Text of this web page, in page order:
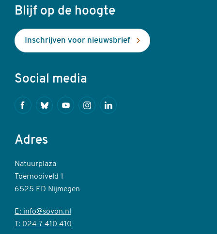
Blijf op de hoogte
Inschrijven voor nieuwsbrief
Social media
FacebookBlueskyYoutubeInstagramLinkedin
Adres
Natuurplaza
Toernooiveld 1
6525 ED Nijmegen
E: info@sovon.nl
T: 024 7 410 410